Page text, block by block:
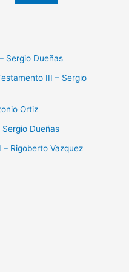
Sergio Dueñas
III – Sergio
Ortiz
Dueñas
Rigoberto Vazquez